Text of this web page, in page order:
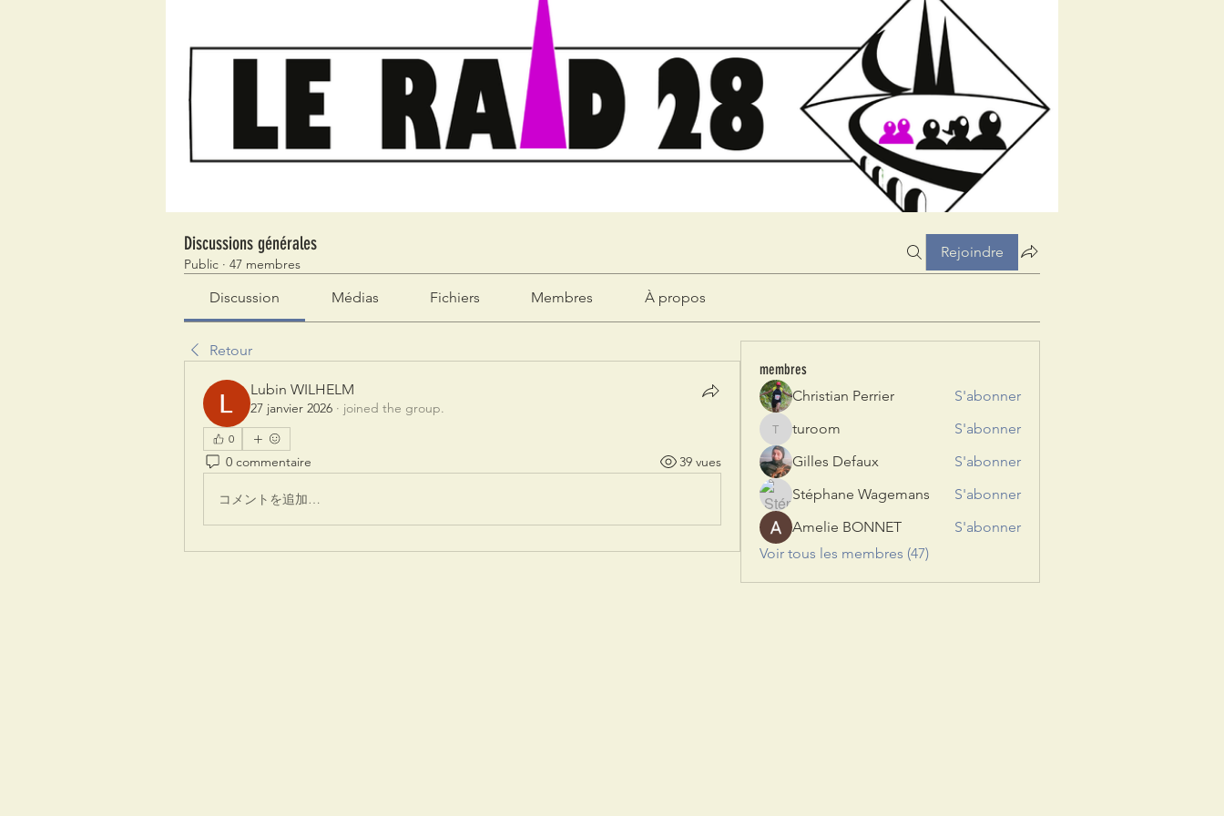
Discussions générales
Public · 47 membres
Rejoindre
Discussion Médias Fichiers Membres À propos
Retour
Lubin WILHELM
27 janvier 2026 · joined the group.
0
0 commentaire 39 vues
コメントを追加…
membres
Christian Perrier
S'abonner
turoom
turoom
S'abonner
Gilles Defaux
S'abonner
Stéphane Wagemans
S'abonner
Amelie BONNET
S'abonner
Voir tous les membres (47)